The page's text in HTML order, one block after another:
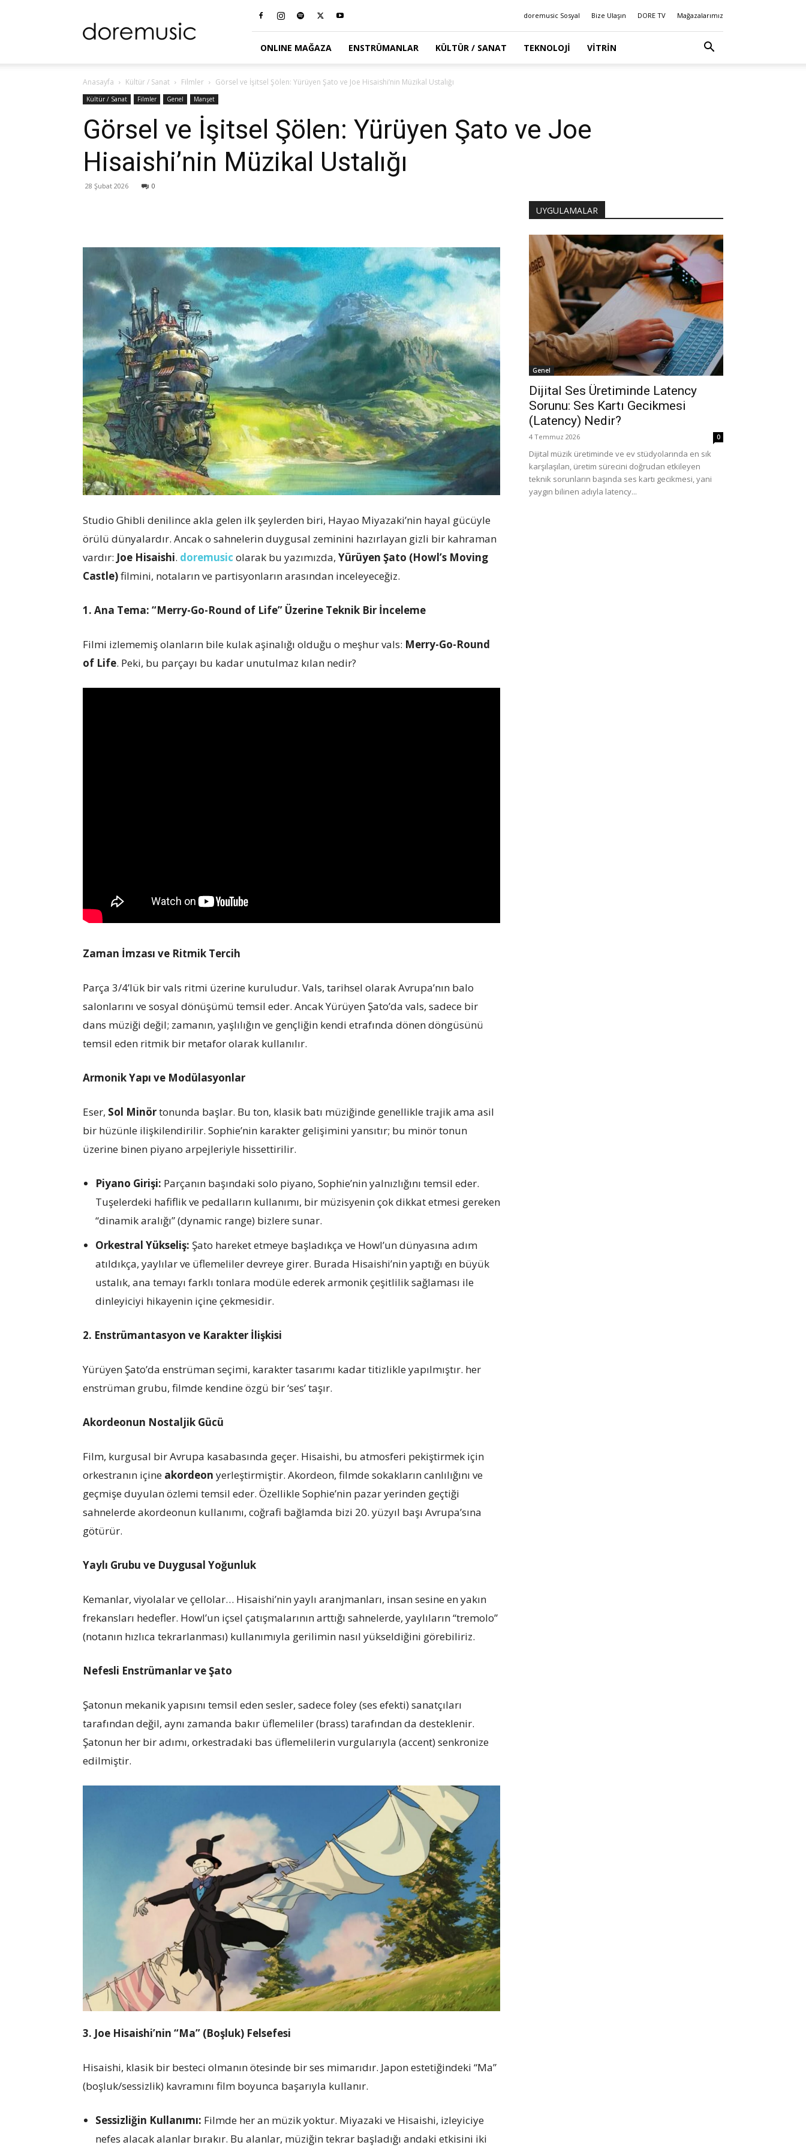
Blog
doremusic Sosyal Bize Ulaşın DORE TV Mağazalarımız
ONLINE MAĞAZA ENSTRÜMANLAR KÜLTÜR / SANAT TEKNOLOJI VITRIN
Anasayfa Kültür / Sanat Filmler Görsel ve İşitsel Şölen: Yürüyen Şato ve Joe Hisaishi’nin Müzikal Ustalığı
Kültür / Sanat Filmler Genel Manşet
Görsel ve İşitsel Şölen: Yürüyen Şato ve Joe
Hisaishi’nin Müzikal Ustalığı
28 Şubat 2026 0
Studio Ghibli denilince akla gelen ilk şeylerden biri, Hayao Miyazaki’nin hayal gücüyle
örülü dünyalardır. Ancak o sahnelerin duygusal zeminini hazırlayan gizli bir kahraman
vardır: Joe Hisaishi. doremusic olarak bu yazımızda, Yürüyen Şato (Howl’s Moving
Castle)filmini, notaların ve partisyonların arasından inceleyeceğiz.
1. Ana Tema: “Merry-Go-Round of Life” Üzerine Teknik Bir İnceleme
Filmi izlememiş olanların bile kulak aşinalığı olduğu o meşhur vals: Merry-Go-Round
of Life. Peki, bu parçayı bu kadar unutulmaz kılan nedir?
Zaman İmzası ve Ritmik Tercih
Parça 3/4’lük bir vals ritmi üzerine kuruludur. Vals, tarihsel olarak Avrupa’nın balo
salonlarını ve sosyal dönüşümü temsil eder. Ancak Yürüyen Şato’da vals, sadece bir
dans müziği değil; zamanın, yaşlılığın ve gençliğin kendi etrafında dönen döngüsünü
temsil eden ritmik bir metafor olarak kullanılır.
Armonik Yapı ve Modülasyonlar
Eser, Sol Minörtonunda başlar. Bu ton, klasik batı müziğinde genellikle trajik ama asil
bir hüzünle ilişkilendirilir. Sophie’nin karakter gelişimini yansıtır; bu minör tonun
üzerine binen piyano arpejleriyle hissettirilir.
Piyano Girişi: Parçanın başındaki solo piyano, Sophie’nin yalnızlığını temsil eder.
Tuşelerdeki hafiflik ve pedalların kullanımı, bir müzisyenin çok dikkat etmesi gereken
“dinamik aralığı” (dynamic range) bizlere sunar.
Orkestral Yükseliş: Şato hareket etmeye başladıkça ve Howl’un dünyasına adım
atıldıkça, yaylılar ve üflemeliler devreye girer. Burada Hisaishi’nin yaptığı en büyük
ustalık, ana temayı farklı tonlara modüle ederek armonik çeşitlilik sağlaması ile
dinleyiciyi hikayenin içine çekmesidir.
2. Enstrümantasyon ve Karakter İlişkisi
Yürüyen Şato’da enstrüman seçimi, karakter tasarımı kadar titizlikle yapılmıştır. her
enstrüman grubu, filmde kendine özgü bir ‘ses’ taşır.
Akordeonun Nostaljik Gücü
Film, kurgusal bir Avrupa kasabasında geçer. Hisaishi, bu atmosferi pekiştirmek için
orkestranın içine akordeon yerleştirmiştir. Akordeon, filmde sokakların canlılığını ve
geçmişe duyulan özlemi temsil eder. Özellikle Sophie’nin pazar yerinden geçtiği
sahnelerde akordeonun kullanımı, coğrafi bağlamda bizi 20. yüzyıl başı Avrupa’sına
götürür.
Yaylı Grubu ve Duygusal Yoğunluk
Kemanlar, viyolalar ve çellolar… Hisaishi’nin yaylı aranjmanları, insan sesine en yakın
frekansları hedefler. Howl’un içsel çatışmalarının arttığı sahnelerde, yaylıların “tremolo”
(notanın hızlıca tekrarlanması) kullanımıyla gerilimin nasıl yükseldiğini görebiliriz.
Nefesli Enstrümanlar ve Şato
Şatonun mekanik yapısını temsil eden sesler, sadece foley (ses efekti) sanatçıları
tarafından değil, aynı zamanda bakır üflemeliler (brass) tarafından da desteklenir.
Şatonun her bir adımı, orkestradaki bas üflemelilerin vurgularıyla (accent) senkronize
edilmiştir.
3. Joe Hisaishi’nin “Ma” (Boşluk) Felsefesi
Hisaishi, klasik bir besteci olmanın ötesinde bir ses mimarıdır. Japon estetiğindeki “Ma”
(boşluk/sessizlik) kavramını film boyunca başarıyla kullanır.
Sessizliğin Kullanımı: Filmde her an müzik yoktur. Miyazaki ve Hisaishi, izleyiciye
nefes alacak alanlar bırakır. Bu alanlar, müziğin tekrar başladığı andaki etkisini iki
UYGULAMALAR
Genel
Dijital Ses Üretiminde Latency
Sorunu: Ses Kartı Gecikmesi
(Latency) Nedir?
4 Temmuz 2026 0
Dijital müzik üretiminde ve ev stüdyolarında en sık
karşılaşılan, üretim sürecini doğrudan etkileyen
teknik sorunların başında ses kartı gecikmesi, yani
yaygın bilinen adıyla latency...